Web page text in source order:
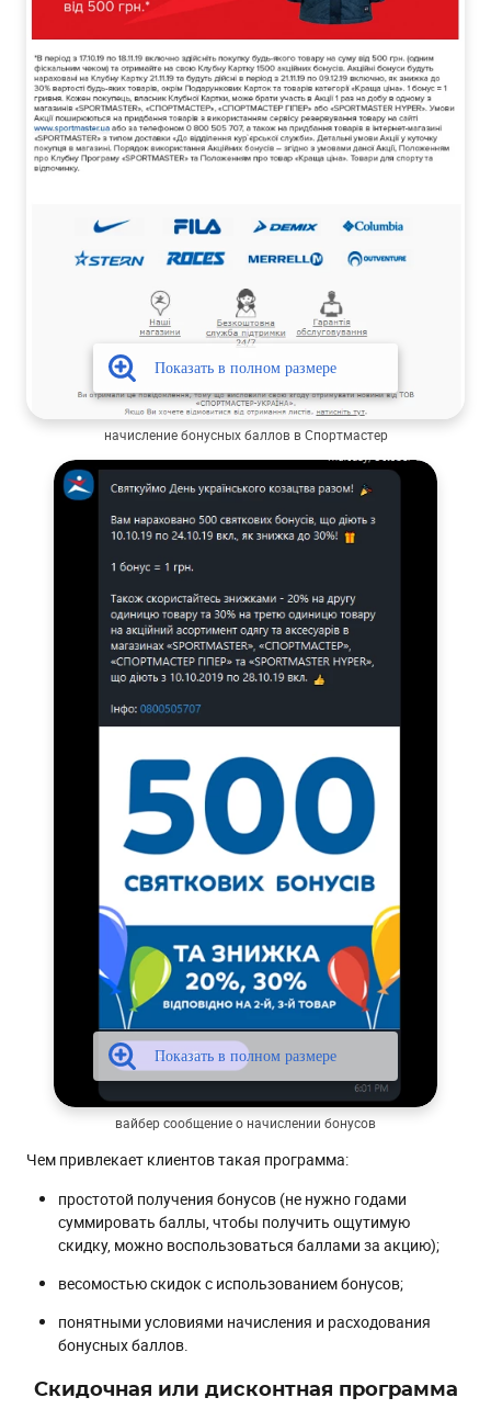
начисление бонусных баллов в Спортмастер
вайбер сообщение о начислении бонусов
Чем привлекает клиентов такая программа:
простотой получения бонусов (не нужно годами
суммировать баллы, чтобы получить ощутимую
скидку, можно воспользоваться баллами за акцию);
весомостью скидок с использованием бонусов;
понятными условиями начисления и расходования
бонусных баллов.
Скидочная или дисконтная программа